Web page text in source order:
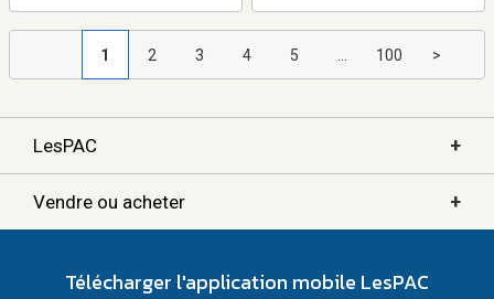
1 2 3 4 5 100 >
LesPAC +
Vendre ou acheter +
Télécharger l'application mobile LesPAC